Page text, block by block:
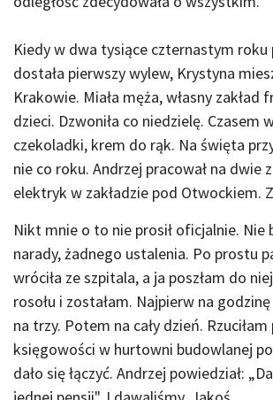
Kiedy w dwa tysiące czternastym roku
dostała pierwszy wylew, Krystyna
Krakowie. Miała męża, własny zakład
dzieci. Dzwoniła co niedzielę. Czasem
czekoladki, krem do rąk. Na święta
nie co roku. Andrzej pracował na dwie
elektryk w zakładzie pod Otwockiem.
Nikt mnie o to nie prosił oficjalnie. Nie
narady, żadnego ustalenia. Po prostu
wróciła ze szpitala, a ja poszłam do
rosołu i zostałam. Najpierw na
na trzy. Potem na cały dzień.
księgowości w hurtowni budowlanej
dało się łączyć. Andrzej powiedział: